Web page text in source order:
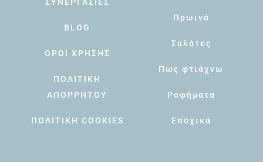
BLOG
ΟΡΟΙ ΧΡΗΣΗΣ
ΠΟΛΙΤΙΚΗ
ΑΠΟΡΡΗΤΟΥ
ΠΟΛΙΤΙΚΗ COOKIES
Πρωινά
Σαλάτες
Πως φτιάχνω
Ροφήματα
Εποχικά